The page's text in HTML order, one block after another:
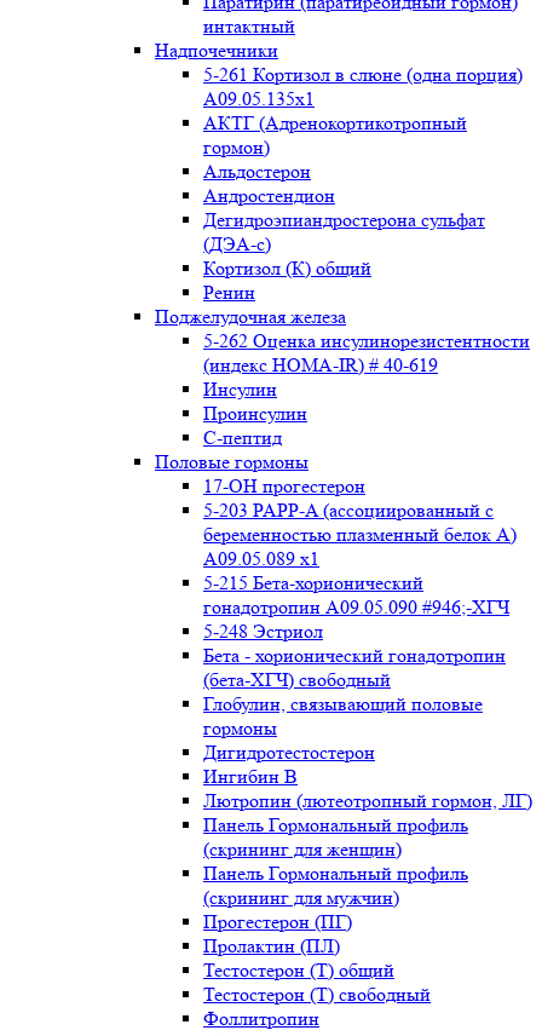
интактный
Надпочечники
5-261 Кортизол в слюне (одна порция)
A09.05.135x1
АКТГ (Адренокортикотропный
гормон)
Альдостерон
Андростендион
Дегидроэпиандростерона сульфат
(ДЭА-с)
Кортизол (К) общий
Ренин
Поджелудочная железа
5-262 Оценка инсулинорезистентности
(индекс HOMA-IR) # 40-619
Инсулин
Проинсулин
С-пептид
Половые гормоны
17-ОН прогестерон
5-203 PAPP-A (ассоциированный с
беременностью плазменный белок А)
А09.05.089 x1
5-215 Бета-хорионический
гонадотропин А09.05.090 #946;-ХГЧ
5-248 Эстриол
Бета - хорионический гонадотропин
(бета-ХГЧ) свободный
Глобулин, связывающий половые
гормоны
Дигидротестостерон
Ингибин В
Лютропин (лютеотропный гормон, ЛГ)
Панель Гормональный профиль
(скрининг для женщин)
Панель Гормональный профиль
(скрининг для мужчин)
Прогестерон (ПГ)
Пролактин (ПЛ)
Тестостерон (Т) общий
Тестостерон (Т) свободный
Фоллитропин